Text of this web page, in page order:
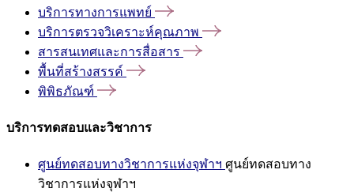
บริการทางการแพทย์
บริการตรวจวิเคราะห์คุณภาพ
สารสนเทศและการสื่อสาร
พื้นที่สร้างสรรค์
พิพิธภัณฑ์
บริการทดสอบและวิชาการ
ศูนย์ทดสอบทางวิชาการแห่งจุฬาฯ ศูนย์ทดสอบทาง
วิชาการแห่งจุฬาฯ